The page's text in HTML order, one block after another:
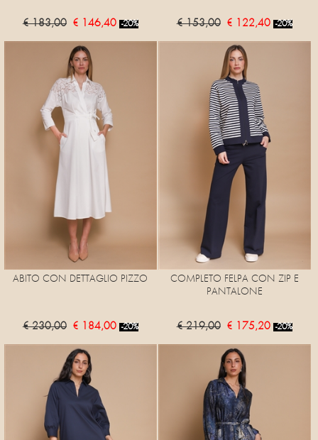
€ 183,00 € 146,40 -20% € 153,00 € 122,40 -20%
ABITO CON DETTAGLIO PIZZO
€ 230,00 € 184,00 -20%
COMPLETO FELPA CON ZIP E
PANTALONE
€ 219,00 € 175,20 -20%